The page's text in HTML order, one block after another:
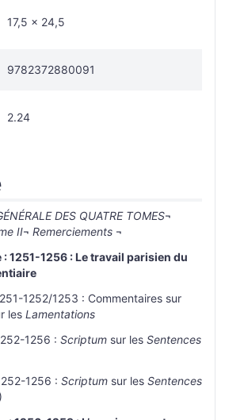
17,5 × 24,5
9782372880091
2.24
DES QUATRE TOMES¬
II¬ Remerciements ¬
1251-1256 : Le travail parisien du
1252/1253 : Commentaires sur
les Lamentations
1256 : Scriptum sur les Sentences
1256 : Scriptum sur les Sentences